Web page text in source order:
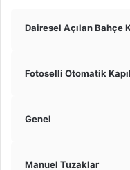
Dairesel Açılan Bahçe
Fotoselli Otomatik
Genel
Manuel Tuzaklar